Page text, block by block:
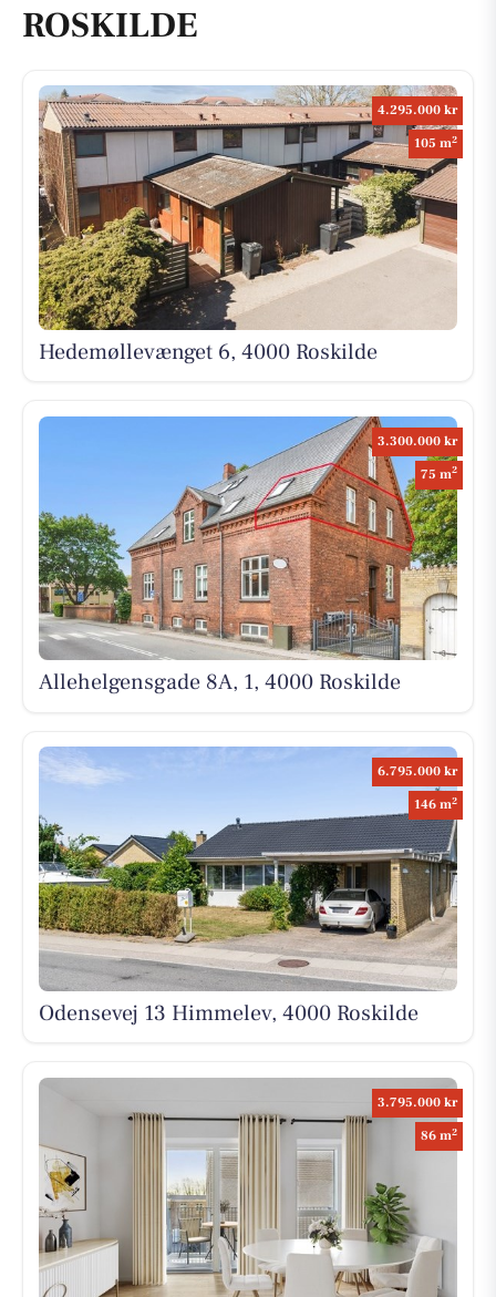
ROSKILDE
4.295.000 kr
105 m2
Hedemøllevænget 6, 4000 Roskilde
3.300.000 kr
75 m2
Allehelgensgade 8A, 1, 4000 Roskilde
6.795.000 kr
146 m2
Odensevej 13 Himmelev, 4000 Roskilde
3.795.000 kr
86 m2